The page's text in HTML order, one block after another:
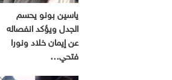
ياسين بونو يحسم
الجدل ويؤكد انفصاله
عن إيمان خلاد ونورا
فتحي…